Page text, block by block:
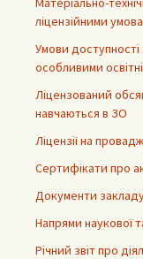
ліцензійними
Умови доступності
особливими
Ліцензований
навчаються в ЗО
Ліцензії на
Сертифікати про
Документи
Напрями наукової
Річний звіт про